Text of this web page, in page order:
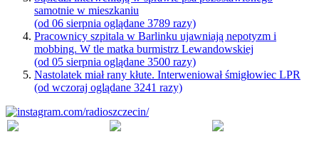
samotnie w mieszkaniu
(od 06 sierpnia oglądane 3789 razy)
Pracownicy szpitala w Barlinku ujawniają nepotyzm i
mobbing. W tle matka burmistrz Lewandowskiej
(od 05 sierpnia oglądane 3500 razy)
Nastolatek miał rany kłute. Interweniował śmigłowiec LPR
(od wczoraj oglądane 3241 razy)